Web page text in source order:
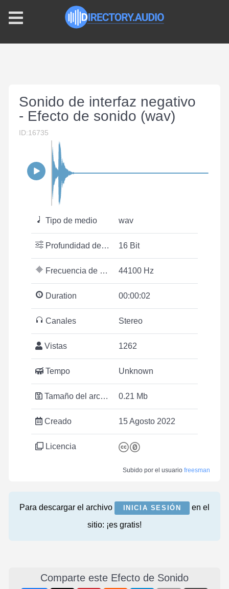
Sonido de interfaz negativo
- Efecto de sonido (wav)
ID:16735
Tipo de medio wav
Profundidad de bits 16 Bit
Frecuencia de muestreo 44100 Hz
Duration 00:00:02
Canales Stereo
Vistas 1262
Tempo Unknown
Tamaño del archivo 0.21 Mb
Creado 15 Agosto 2022
Licencia
Subido por el usuario freesman
Para descargar el archivo INICIA SESIÓN
en el
sitio: ¡es gratis!
Comparte este Efecto de Sonido